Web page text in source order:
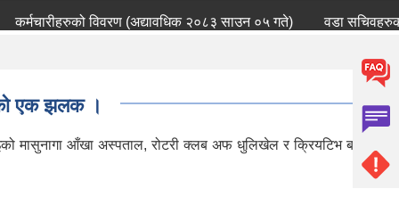
कर्मचारीहरुको विवरण (अद्यावधिक २०८३ साउन ०५ गते) वडा सचिवहरुको
एक झलक ।
मासुनागा आँखा अस्पताल, रोटरी क्लब अफ धुलिखेल र क्रियटिभ बचत्त